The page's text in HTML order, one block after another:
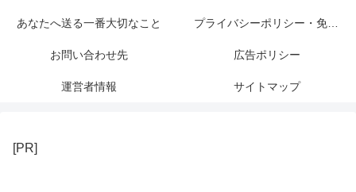
あなたへ送る一番大切なこと プライバシーポリシー・免責事項
お問い合わせ先 広告ポリシー
運営者情報 サイトマップ
[PR]